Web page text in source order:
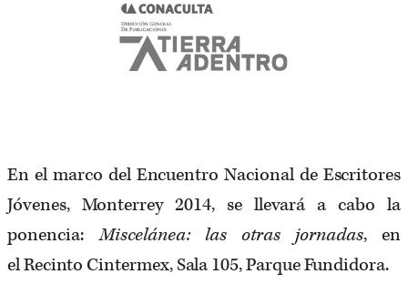
En el marco del Encuentro Nacional de Escritores
Jóvenes, Monterrey 2014, se llevará a cabo la
ponencia:Miscelánea: las otras jornadas, en
el Recinto Cintermex, Sala 105, Parque Fundidora.